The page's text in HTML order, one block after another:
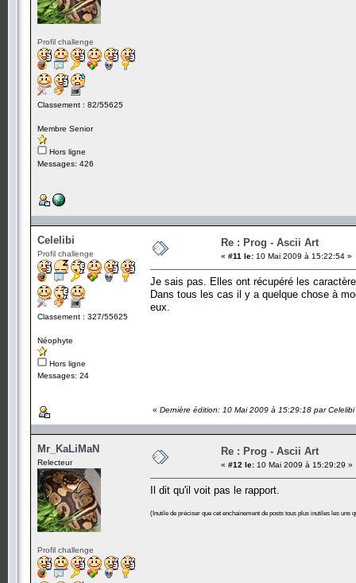
Profil challenge
Classement : 82/55625
Membre Senior
Hors ligne
Messages: 426
Celelibi
Profil challenge
Classement : 327/55625
Néophyte
Hors ligne
Messages: 24
Re : Prog - Ascii Art
« #11 le: 10 Mai 2009 à 15:22:54 »
Je sais pas. Elles ont récupéré les
Dans tous les cas il y a quelque chose à
eux.
« Dernière édition: 10 Mai 2009 à 15:29:18 par Celelibi
Mr_KaLiMaN
Relecteur
Profil challenge
Re : Prog - Ascii Art
« #12 le: 10 Mai 2009 à 15:29:29 »
Il dit qu'il voit pas le rapport.
(Inutile de préciser que cet enchainement de posts tous plus inutiles les uns